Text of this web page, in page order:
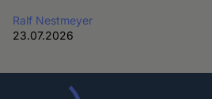
Ralf Nestmeyer
23.07.2026